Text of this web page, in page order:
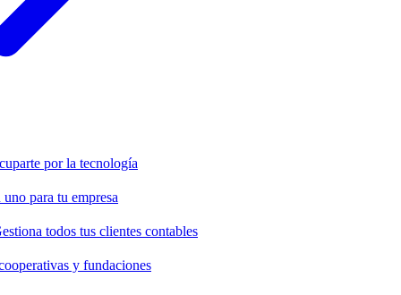
por la tecnología
para tu empresa
todos tus clientes contables
y fundaciones